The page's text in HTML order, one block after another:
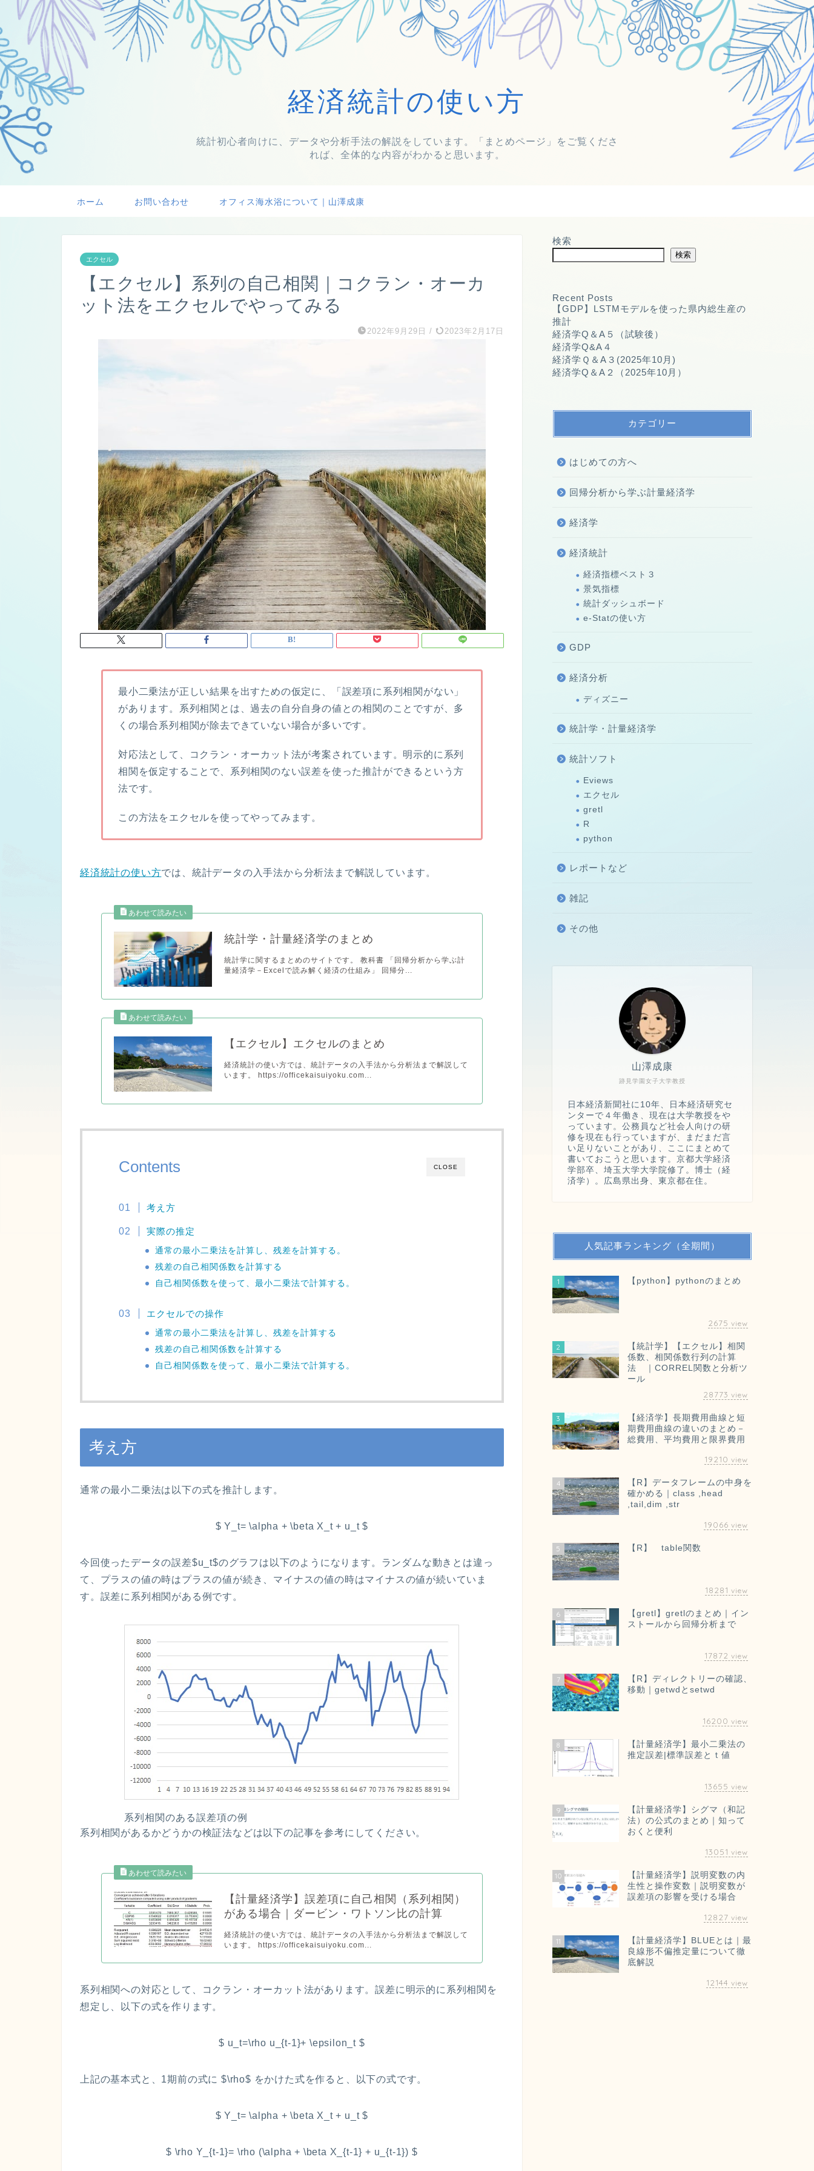
経済統計の使い方
統計初心者向けに、データや分析手法の解説をしています。「まとめページ」をご覧くださ
れば、全体的な内容がわかると思います。
ホーム お問い合わせ オフィス海水浴について｜山澤成康
エクセル
【エクセル】系列の自己相関｜コクラン・オーカ
ット法をエクセルでやってみる
2022年9月29日 / 2023年2月17日
最小二乗法が正しい結果を出すための仮定に、「 誤差項に系列相関がない 」
があります。 系列相関 とは、過去の自分自身の値との相関のことですが、多
くの場合系列相関が除去できていない場合が多いです。
対応法として、 コクラン・オーカット法が考案されています。明示的に系列
相関を仮定することで、系列相関のない誤差を使った推計ができるという方
法です。
この方法をエクセルを使ってやってみます。
経済統計の使い方では、統計データの入手法から分析法まで解説しています。
統計学・計量経済学のまとめ
統計学に関するまとめのサイトです。 教科書 「回帰分析から学ぶ計
量経済学－Excelで読み解く経済の仕組み」 回帰分...
【エクセル】エクセルのまとめ
経済統計の使い方では、統計データの入手法から分析法まで解説して
います。 https://officekaisuiyoku.com...
CLOSE
Contents
考え方
実際の推定
通常の最小二乗法を計算し、残差を計算する。
残差の自己相関係数を計算する
自己相関係数を使って、最小二乗法で計算する。
エクセルでの操作
通常の最小二乗法を計算し、残差を計算する
残差の自己相関係数を計算する
自己相関係数を使って、最小二乗法で計算する。
考え方
通常の最小二乗法は以下の式を推計します。
$ Y_t= \alpha + \beta X_t + u_t $
今回使ったデータの誤差$u_t$のグラフは以下のようになります。ランダムな動きとは違っ
て、プラスの値の時はプラスの値が続き、マイナスの値の時はマイナスの値が続いていま
す。誤差に系列相関がある例です。
系列相関のある誤差項の例
系列相関があるかどうかの検証法などは以下の記事を参考にしてください。
【計量経済学】誤差項に自己相関（系列相関）
がある場合｜ダービン・ワトソン比の計算
経済統計の使い方では、統計データの入手法から分析法まで解説して
います。 https://officekaisuiyoku.com...
系列相関への対応として、コクラン・オーカット法があります。誤差に明示的に系列相関を
想定し、以下の式を作ります。
$ u_t=\rho u_{t-1}+ \epsilon_t $
上記の基本式と、1期前の式に $\rho$ をかけた式を作ると、以下の式です。
$ Y_t= \alpha + \beta X_t + u_t $
$ \rho Y_{t-1}= \rho (\alpha + \beta X_{t-1} + u_{t-1}) $
検索
検索
Recent Posts
【GDP】LSTMモデルを使った県内総生産の
推計
経済学Q＆A５（試験後）
経済学Q&A４
経済学Ｑ＆A３(2025年10月)
経済学Q＆A２（2025年10月）
カテゴリー
はじめての方へ
回帰分析から学ぶ計量経済学
経済学
経済統計
経済指標ベスト３
景気指標
統計ダッシュボード
e-Statの使い方
GDP
経済分析
ディズニー
統計学・計量経済学
統計ソフト
Eviews
エクセル
gretl
R
python
レポートなど
雑記
その他
跡見学園女子大学教授
山澤成康
日本経済新聞社に10年、日本経済研究セ
ンターで４年働き、現在は大学教授をや
っています。公務員など社会人向けの研
修を現在も行っていますが、まだまだ言
い足りないことがあり、ここにまとめて
書いておこうと思います。京都大学経済
学部卒、埼玉大学大学院修了。博士（経
済学）。広島県出身、東京都在住。
人気記事ランキング（全期間）
1 【python】pythonのまとめ
2675 view
2
【統計学】【エクセル】相関
係数、相関係数行列の計算
法 ｜CORREL関数と分析ツ
ール
28773 view
3
【経済学】長期費用曲線と短
期費用曲線の違いのまとめ－
総費用、平均費用と限界費用
19210 view
4
【R】データフレームの中身を
確かめる｜class ,head
,tail,dim ,str
19066 view
5 【R】 table関数
18281 view
6
【gretl】gretlのまとめ｜イン
ストールから回帰分析まで
17872 view
7
【R】ディレクトリーの確認、
移動｜getwdとsetwd
16200 view
8
【計量経済学】最小二乗法の
推定誤差|標準誤差とｔ値
13655 view
9
【計量経済学】シグマ（和記
法）の公式のまとめ｜知って
おくと便利
13051 view
10
【計量経済学】説明変数の内
生性と操作変数｜説明変数が
誤差項の影響を受ける場合
12827 view
11
【計量経済学】BLUEとは｜最
良線形不偏推定量について徹
底解説
12144 view